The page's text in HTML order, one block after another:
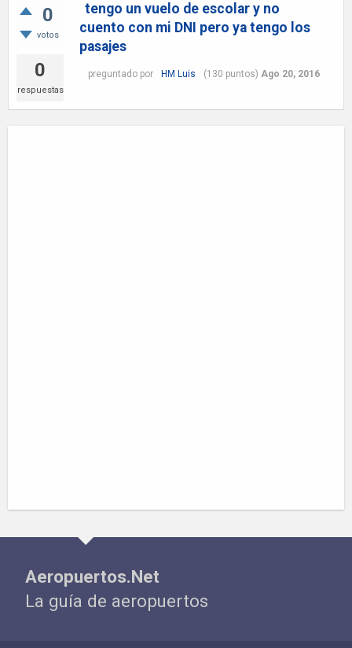
0
votos
0
respuestas
tengo un vuelo de escolar y no
cuento con mi DNI pero ya tengo los
pasajes
preguntado por HM Luis (130 puntos) Ago 20, 2016
Aeropuertos.Net
La guía de aeropuertos